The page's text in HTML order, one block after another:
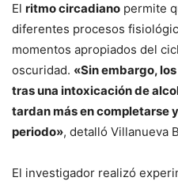
El ritmo circadiano permite
diferentes procesos
momentos apropiados del
oscuridad. «Sin embargo,
tras una intoxicación de
tardan más en completarse
periodo», detalló Villanueva
El investigador realizó